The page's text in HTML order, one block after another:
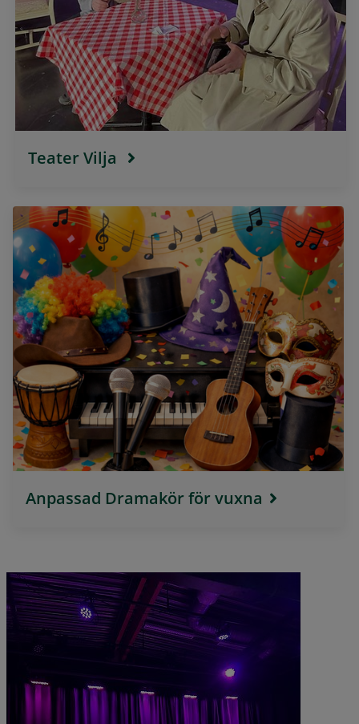
Teater Vilja
Anpassad Dramakör för vuxna